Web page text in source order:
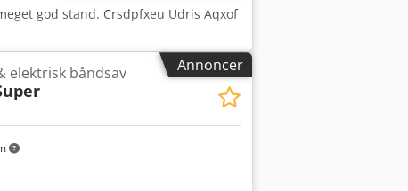
god stand. Crsdpfxeu Udris Aqxof
Annoncer
elektrisk båndsav